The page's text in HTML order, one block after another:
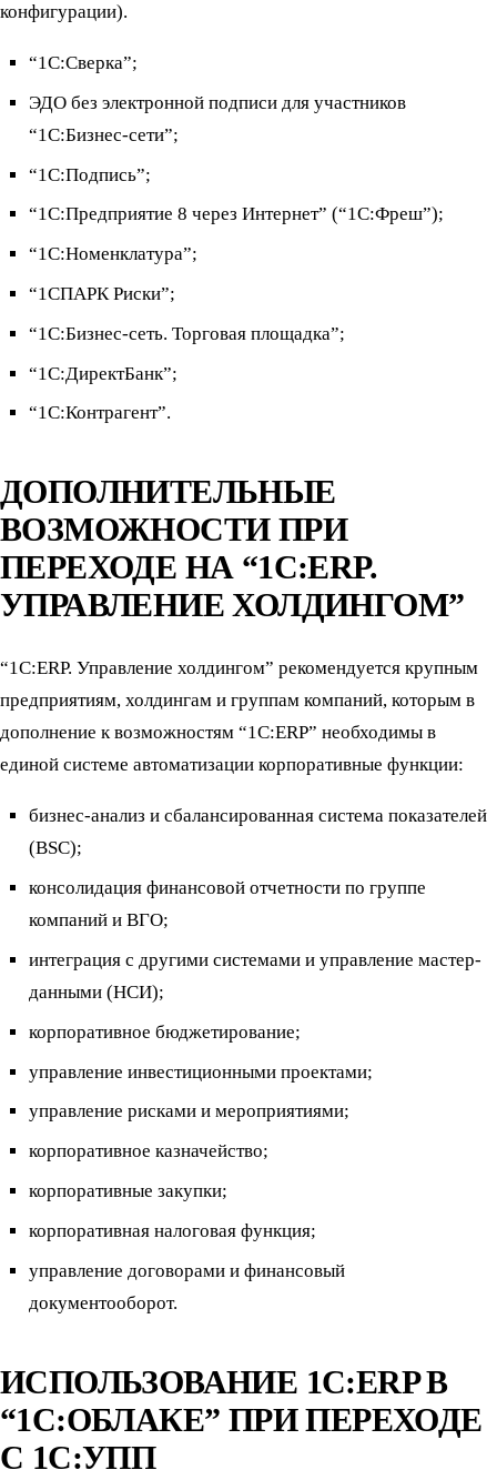
конфигурации).
“1С:Сверка”;
ЭДО без электронной подписи для участников
“1С:Бизнес-сети”;
“1С:Подпись”;
“1С:Предприятие 8 через Интернет” (“1С:Фреш”);
“1C:Номенклатура”;
“1СПАРК Риски”;
“1С:Бизнес-сеть. Торговая площадка”;
“1С:ДиректБанк”;
“1С:Контрагент”.
ДОПОЛНИТЕЛЬНЫЕ
ВОЗМОЖНОСТИ ПРИ
ПЕРЕХОДЕ НА “1С:ERP.
УПРАВЛЕНИЕ ХОЛДИНГОМ”
“1С:ERP. Управление холдингом” рекомендуется крупным
предприятиям, холдингам и группам компаний, которым в
дополнение к возможностям “1С:ERP” необходимы в
единой системе автоматизации корпоративные функции:
бизнес-анализ и сбалансированная система показателей
(BSC);
консолидация финансовой отчетности по группе
компаний и ВГО;
интеграция с другими системами и управление мастер-
данными (НСИ);
корпоративное бюджетирование;
управление инвестиционными проектами;
управление рисками и мероприятиями;
корпоративное казначейство;
корпоративные закупки;
корпоративная налоговая функция;
управление договорами и финансовый
документооборот.
ИСПОЛЬЗОВАНИЕ 1С:ERP В
“1С:ОБЛАКЕ” ПРИ ПЕРЕХОДЕ
С 1С:УПП